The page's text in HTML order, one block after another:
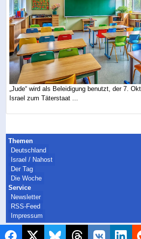
„Jude“ wird als Beleidigung benutzt, der 7.
Israel zum Täterstaat ...
Themen
Deutschland
Israel / Nahost
Der Tag
Die Woche
Service
Newsletter
RSS-Feed
Impressum